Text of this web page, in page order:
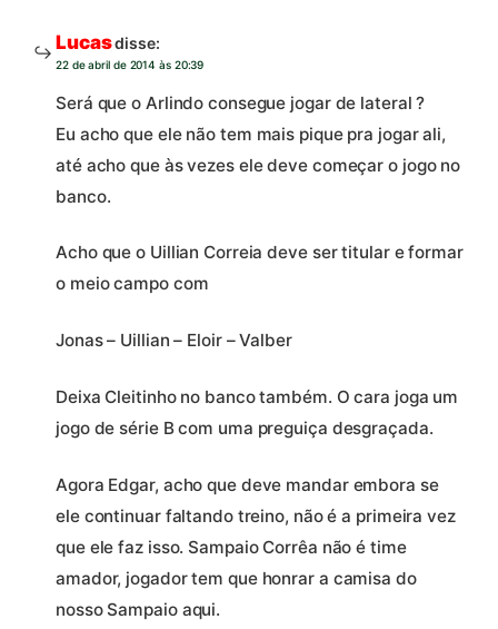
Lucasdisse:
22 de abril de 2014 às 20:39
Será que o Arlindo consegue jogar de lateral ?
Eu acho que ele não tem mais pique pra jogar ali,
até acho que às vezes ele deve começar o jogo no
banco.
Acho que o Uillian Correia deve ser titular e formar
o meio campo com
Jonas – Uillian – Eloir – Valber
Deixa Cleitinho no banco também. O cara joga um
jogo de série B com uma preguiça desgraçada.
Agora Edgar, acho que deve mandar embora se
ele continuar faltando treino, não é a primeira vez
que ele faz isso. Sampaio Corrêa não é time
amador, jogador tem que honrar a camisa do
nosso Sampaio aqui.